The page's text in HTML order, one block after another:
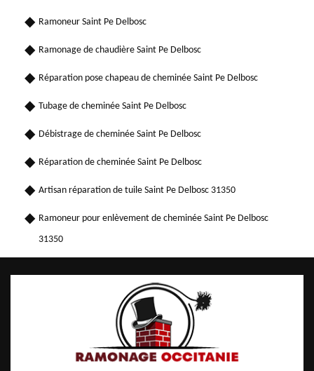
Ramoneur Saint Pe Delbosc
Ramonage de chaudière Saint Pe Delbosc
Réparation pose chapeau de cheminée Saint Pe Delbosc
Tubage de cheminée Saint Pe Delbosc
Débistrage de cheminée Saint Pe Delbosc
Réparation de cheminée Saint Pe Delbosc
Artisan réparation de tuile Saint Pe Delbosc 31350
Ramoneur pour enlèvement de cheminée Saint Pe Delbosc
31350